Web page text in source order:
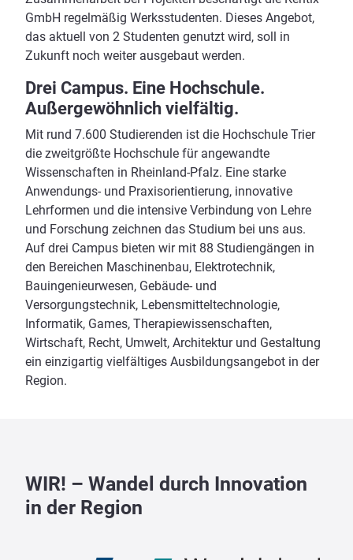
GmbH regelmäßig Werksstudenten. Dieses Angebot,
das aktuell von 2 Studenten genutzt wird, soll in
Zukunft noch weiter ausgebaut werden.
Drei Campus. Eine Hochschule.
Außergewöhnlich vielfältig.
Mit rund 7.600 Studierenden ist die Hochschule Trier
die zweitgrößte Hochschule für angewandte
Wissenschaften in Rheinland-Pfalz. Eine starke
Anwendungs- und Praxisorientierung, innovative
Lehrformen und die intensive Verbindung von Lehre
und Forschung zeichnen das Studium bei uns aus.
Auf drei Campus bieten wir mit 88 Studiengängen in
den Bereichen Maschinenbau, Elektrotechnik,
Bauingenieurwesen, Gebäude- und
Versorgungstechnik, Lebensmitteltechnologie,
Informatik, Games, Therapiewissenschaften,
Wirtschaft, Recht, Umwelt, Architektur und Gestaltung
ein einzigartig vielfältiges Ausbildungsangebot in der
Region.
WIR! – Wandel durch Innovation
in der Region